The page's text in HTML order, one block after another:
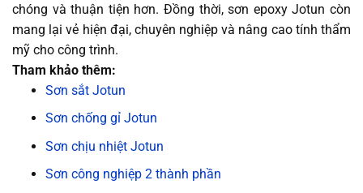
chóng và thuận tiện hơn. Đồng thời, sơn epoxy Jotun còn
mang lại vẻ hiện đại, chuyên nghiệp và nâng cao tính thẩm
mỹ cho công trình.
Tham khảo thêm:
Sơn sắt Jotun
Sơn chống gỉ Jotun
Sơn chịu nhiệt Jotun
Sơn công nghiệp 2 thành phần